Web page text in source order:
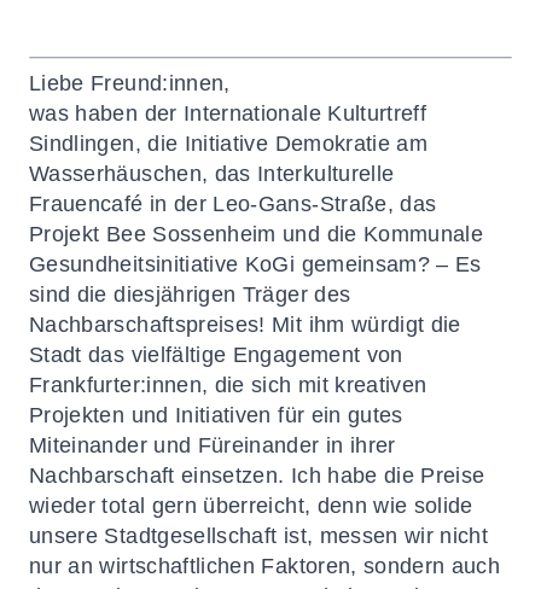
Liebe Freund:innen,
was haben der Internationale Kulturtreff
Sindlingen, die Initiative Demokratie am
Wasserhäuschen, das Interkulturelle
Frauencafé in der Leo-Gans-Straße, das
Projekt Bee Sossenheim und die Kommunale
Gesundheitsinitiative KoGi gemeinsam? – Es
sind die diesjährigen Träger des
Nachbarschaftspreises! Mit ihm würdigt die
Stadt das vielfältige Engagement von
Frankfurter:innen, die sich mit kreativen
Projekten und Initiativen für ein gutes
Miteinander und Füreinander in ihrer
Nachbarschaft einsetzen. Ich habe die Preise
wieder total gern überreicht, denn wie solide
unsere Stadtgesellschaft ist, messen wir nicht
nur an wirtschaftlichen Faktoren, sondern auch